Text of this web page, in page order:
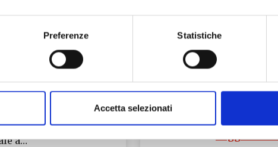
Preferenze Statistiche
Accetta selezionati
Spaghetti di Lari sono
ufficialmente
nell’elenco dei
(PAT) della
portando il
a…
Venerdì 9 agosto alle ore
21:30 in Piazza del Duomo
a Pisa, si concludono i
anni dall’inizio…